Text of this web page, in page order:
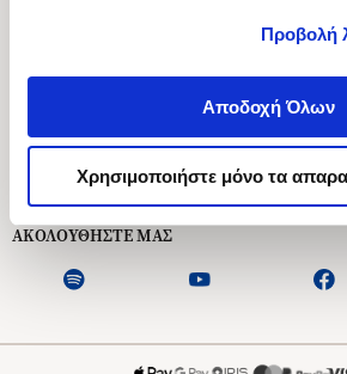
Προβολή
Αποδοχή Όλων
Χρησιμοποιήστε μόνο τα
Ασκληπιού 1-3, Αθήνα
Δευτέρα - Παρασκευή
Εξυπηρέτηση Πελατών
ΑΚΟΛΟΥΘΗΣΤΕ ΜΑΣ